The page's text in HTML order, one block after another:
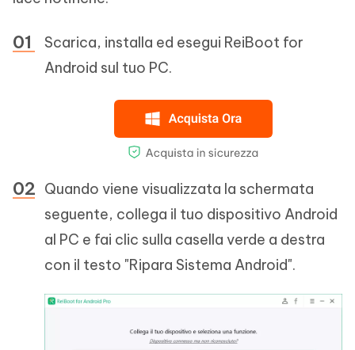
Scarica, installa ed esegui ReiBoot for
Android sul tuo PC.
Quando viene visualizzata la schermata
seguente, collega il tuo dispositivo Android
al PC e fai clic sulla casella verde a destra
con il testo "Ripara Sistema Android".